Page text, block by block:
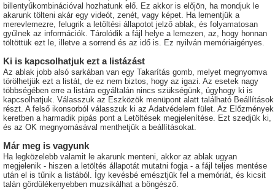
billentyűkombinációval hozhatunk elő. Ez akkor is előjön, ha mondjuk le
akarunk tölteni akár egy videót, zenét, vagy képet. Ha lementjük a
merevlemezre, felugrik a letöltési állapotot jelző ablak, és folyamatosan
gyűlnek az információk. Tárolódik a fájl helye a lemezen, az, hogy honnan
töltöttük ezt le, illetve a sorrend és az idő is. Ez nyilván memóriaigényes.
Ki is kapcsolhatjuk ezt a listázást
Az ablak jobb alsó sarkában van egy Takarítás gomb, melyet megnyomva
törölhetjük ezt a listát, de ez nem biztos, hogy az igazi. Az esetek nagy
többségében erre a listára egyáltalán nincs szükségünk, úgyhogy ki is
kapcsolhatjuk. Válasszuk az Eszközök menüpont alatt található Beállítások
részt. A felső ikonsorból válasszuk ki az Adatvédelem fület. Az Előzmények
keretben a harmadik pipás pont a Letöltések megjelenítése. Ezt szedjük ki,
és az OK megnyomásával menthetjük a beállításokat.
Már meg is vagyunk
Ha legközelebb valamit le akarunk menteni, akkor az ablak ugyan
megjelenik - hiszen a letöltés állapotát mutatni fogja - a fájl teljes mentése
után el is tűnik a listából. Így kevésbé emésztjük fel a memóriát, és kicsit
talán gördülékenyebben muzsikálhat a böngésző.